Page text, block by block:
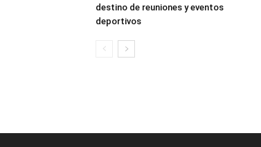
destino de reuniones y eventos
deportivos